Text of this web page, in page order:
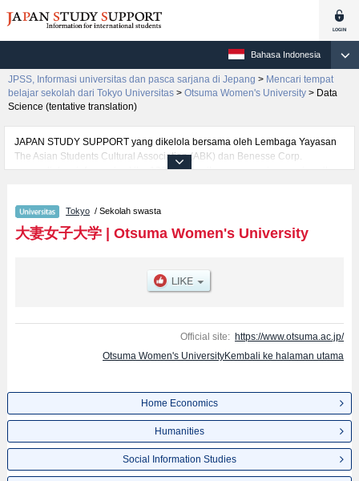
Bahasa Indonesia
JPSS, Informasi universitas dan pasca sarjana di Jepang > Mencari tempat
belajar sekolah dari Tokyo Universitas > Otsuma Women's University > Data
Science (tentative translation)
JAPAN STUDY SUPPORT yang dikelola bersama oleh Lembaga Yayasan
The Asian Students Cultural Association (ABK) dan Benesse Corp.
menyediakan informasi sekitar 1300 universitas, pascasarjana, universitas
informasi per fakultas seperti Fakultas Home EconomicsatauFakultas
HumanitiesatauFakultas Social Information StudiesatauFakultas Human
RelationsatauFakultas Comparative CultureatauFakultas Data Science
mahasiswa(i) mancanegara seperti kuota untuk jumlah pendaftar dan
jumlah kelulusan ujian masuk mahasiswa(i) mancanegara, informasi
Tokyo / Sekolah swasta
大妻女子大学| Otsuma Women's University
Official site: https://www.otsuma.ac.jp/
Otsuma Women's UniversityKembali ke halaman utama
Home Economics
Humanities
Social Information Studies